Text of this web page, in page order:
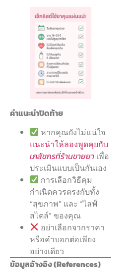
คำแนะนำปิดท้าย
หากคุณยังไม่แน่ใจ
แนะนำให้ลองพูดคุยกับ
เภสัชกรที่ร้านขายยา เพื่อ
ประเมินแบบเป็นกันเอง
การเลือกวิธีคุม
กำเนิดควรตรงกับทั้ง
“สุขภาพ” และ “ไลฟ์
สไตล์” ของคุณ
อย่าเลือกจากราคา
หรือคำบอกต่อเพียง
อย่างเดียว
ข้อมูลอ้างอิง (References)